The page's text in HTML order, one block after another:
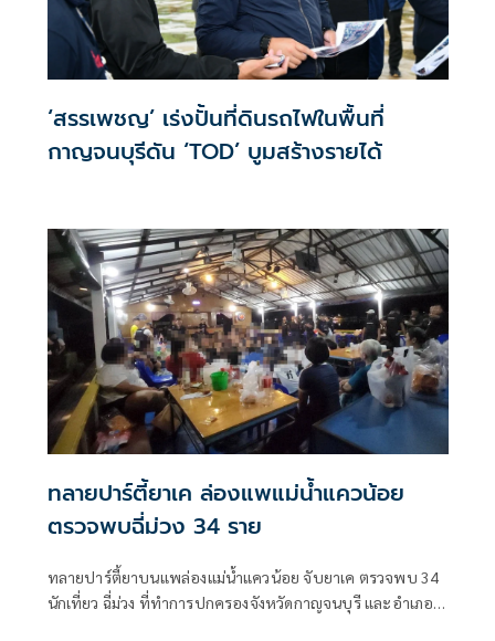
‘สรรเพชญ’ เร่งปั้นที่ดินรถไฟในพื้นที่
กาญจนบุรีดัน ‘TOD’ บูมสร้างรายได้
ทลายปาร์ตี้ยาเค ล่องแพแม่น้ำแควน้อย
ตรวจพบฉี่ม่วง 34 ราย
ทลายปาร์ตี้ยาบนแพล่องแม่น้ำแควน้อย จับยาเค ตรวจพบ 34
นักเที่ยว ฉี่ม่วง ที่ทำการปกครองจังหวัดกาญจนบุรี และอําเภอ